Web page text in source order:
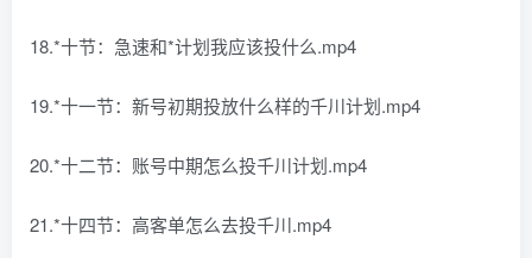
18.*十节：急速和*计划我应该投什么.mp4
19.*十一节：新号初期投放什么样的千川计划.mp4
20.*十二节：账号中期怎么投千川计划.mp4
21.*十四节：高客单怎么去投千川.mp4